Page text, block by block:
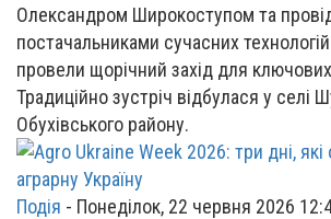
Олександром Широкоступом та
постачальниками сучасних
провели щорічний захід для
Традиційно зустріч відбулася у селі
Обухівського району.
Подія - Понеділок, 22 червня 2026